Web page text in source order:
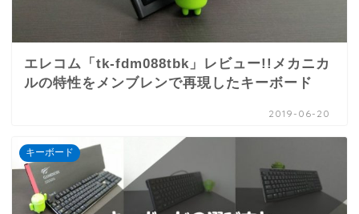
エレコム「tk-fdm088tbk」レビュー!!メカニカ
ルの特性をメンブレンで再現したキーボード
2019-06-20
キーボード